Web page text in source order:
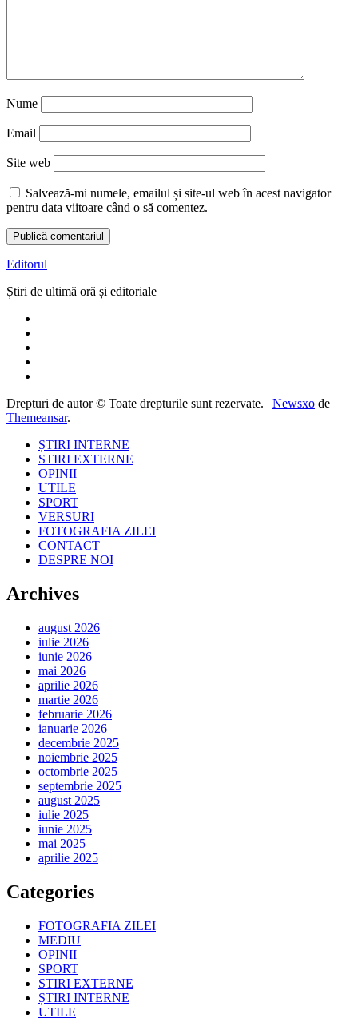
Nume
Email
Site web
Salvează-mi numele, emailul și site-ul web în acest navigator
pentru data viitoare când o să comentez.
Editorul
Știri de ultimă oră și editoriale
Drepturi de autor © Toate drepturile sunt rezervate. | Newsxo de
Themeansar.
ȘTIRI INTERNE
STIRI EXTERNE
OPINII
UTILE
SPORT
VERSURI
FOTOGRAFIA ZILEI
CONTACT
DESPRE NOI
Archives
august 2026
iulie 2026
iunie 2026
mai 2026
aprilie 2026
martie 2026
februarie 2026
ianuarie 2026
decembrie 2025
noiembrie 2025
octombrie 2025
septembrie 2025
august 2025
iulie 2025
iunie 2025
mai 2025
aprilie 2025
Categories
FOTOGRAFIA ZILEI
MEDIU
OPINII
SPORT
STIRI EXTERNE
ȘTIRI INTERNE
UTILE